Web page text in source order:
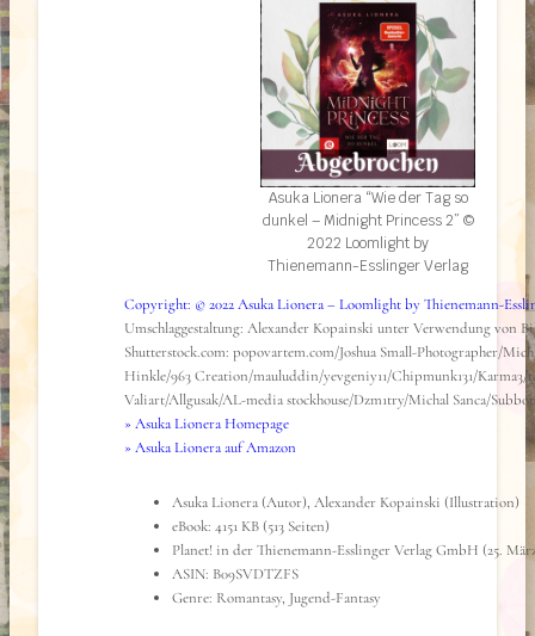
Asuka Lionera “Wie der Tag so
dunkel – Midnight Princess 2” ©
2022 Loomlight by
Thienemann-Esslinger Verlag
Copyright: © 2022 Asuka Lionera – Loomlight by Thienemann-
Umschlaggestaltung: Alexander Kopainski unter Verwendung von
Shutterstock.com: popovartem.com/Joshua Small-Photographer/
Hinkle/963 Creation/mauluddin/yevgeniy11/Chipmunk131/
Valiart/Allgusak/AL-media stockhouse/Dzm1try/Michal Sanca/
» Asuka Lionera Homepage
» Asuka Lionera auf Amazon
Asuka Lionera (Autor), Alexander Kopainski (Illustration)
eBook: 4151 KB (513 Seiten)
Planet! in der Thienemann-Esslinger Verlag GmbH (25.
ASIN: B09SVDTZFS
Genre: Romantasy, Jugend-Fantasy